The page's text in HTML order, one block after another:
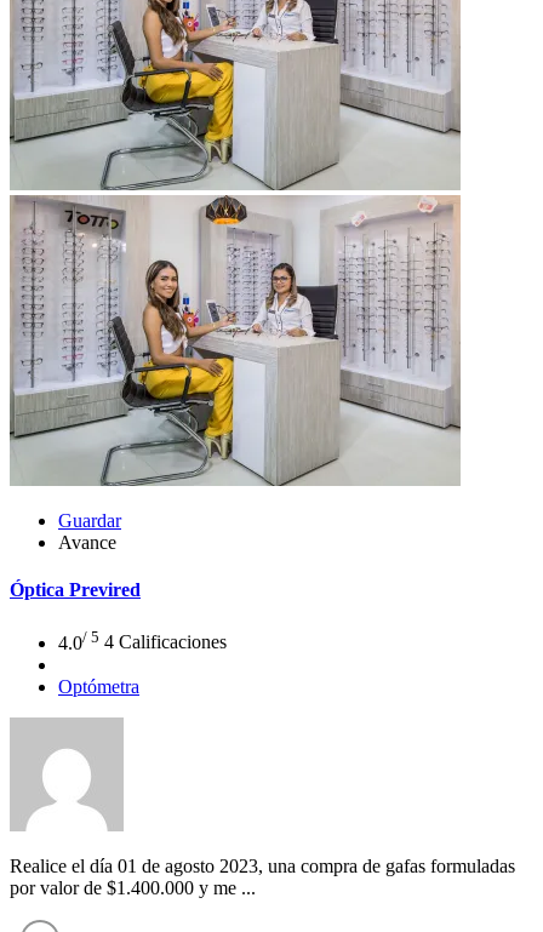
Guardar
Avance
Óptica Previred
4.0/ 5 4 Calificaciones
Optómetra
Realice el día 01 de agosto 2023, una compra de gafas formuladas
por valor de $1.400.000 y me ...